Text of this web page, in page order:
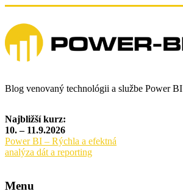
Blog venovaný technológii a službe Power BI
Najbližší kurz:
10. – 11.9.2026
Power BI – Rýchla a efektná
analýza dát a reporting
Menu